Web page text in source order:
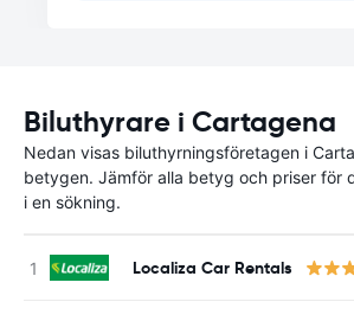
Biluthyrare i Cartagena
Nedan visas biluthyrningsföretagen i
betygen. Jämför alla betyg och priser för
i en sökning.
Localiza Car Rentals